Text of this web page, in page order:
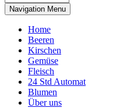
Navigation Menu
Home
Beeren
Kirschen
Gemüse
Fleisch
24 Std Automat
Blumen
Über uns